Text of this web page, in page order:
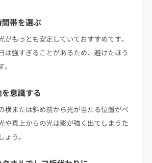
帯を選ぶ
がもっとも安定していておすすめです。
は強すぎることがあるため、避けたほう
意識する
横または斜め前から光が当たる位置がベ
や真上からの光は影が強く出てしまうた
ょう。